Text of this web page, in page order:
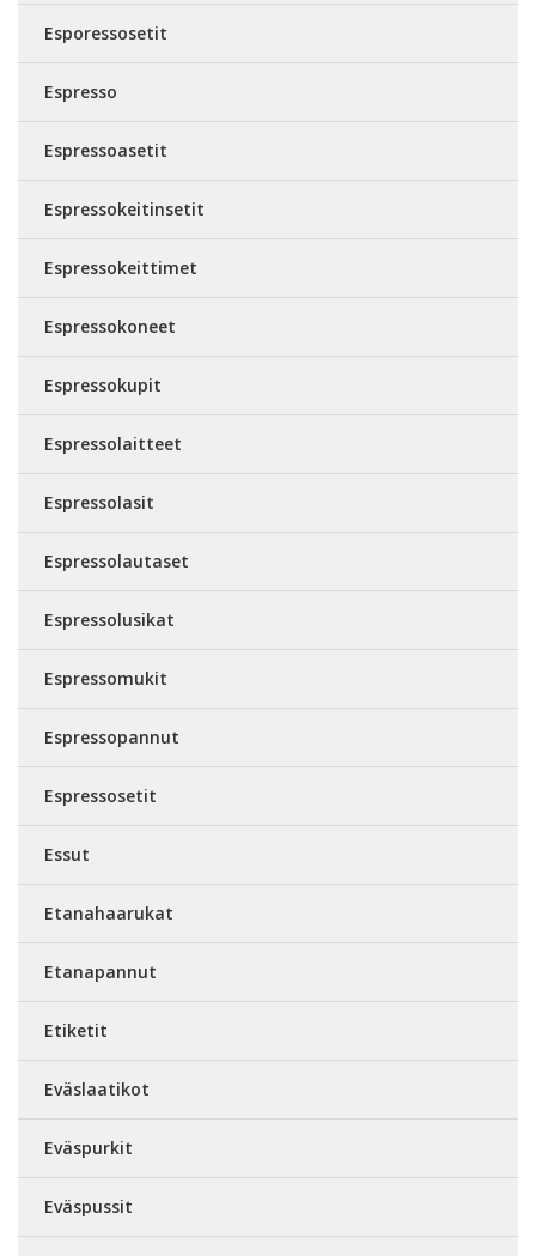
Esporessosetit
Espresso
Espressoasetit
Espressokeitinsetit
Espressokeittimet
Espressokoneet
Espressokupit
Espressolaitteet
Espressolasit
Espressolautaset
Espressolusikat
Espressomukit
Espressopannut
Espressosetit
Essut
Etanahaarukat
Etanapannut
Etiketit
Eväslaatikot
Eväspurkit
Eväspussit